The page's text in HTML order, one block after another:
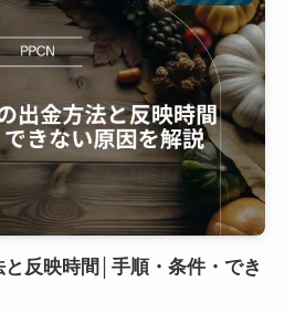
反映時間│手順・条件・でき